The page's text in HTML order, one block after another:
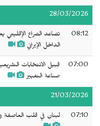
28/03/2026
08:12
تصاعد الصراع
الداخل الإيراني
07:00
قبيل الانتخابات
صناعة التغيير
21/03/2026
07:10 لبنان في قلب العاصفة